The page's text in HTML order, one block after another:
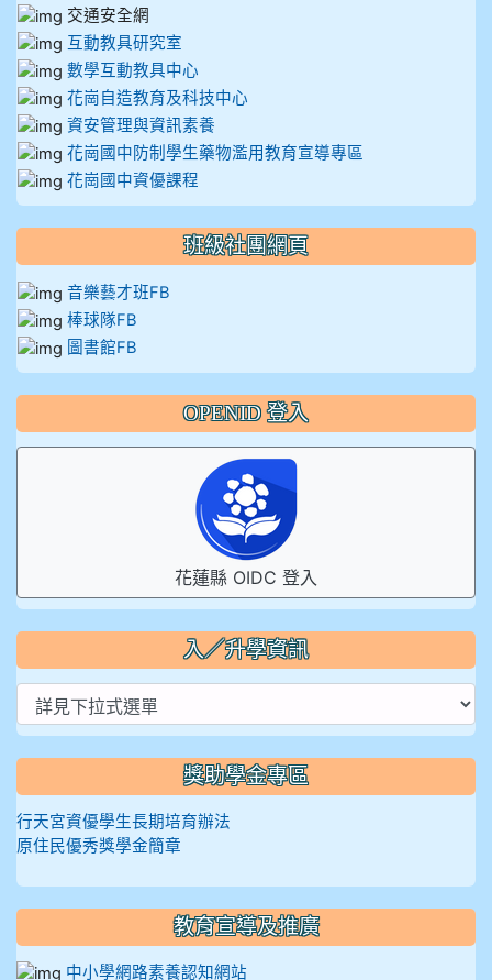
交通安全網
互動教具研究室
數學互動教具中心
花崗自造教育及科技中心
資安管理與資訊素養
花崗國中防制學生藥物濫用教育宣導專區
花崗國中資優課程
班級社團網頁
音樂藝才班FB
棒球隊FB
圖書館FB
OPENID 登入
花蓮縣 OIDC 登入
入／升學資訊
獎助學金專區
行天宮資優學生長期培育辦法
原住民優秀獎學金簡章
教育宣導及推廣
中小學網路素養認知網站